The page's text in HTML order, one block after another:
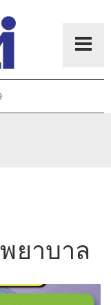
ยาบาล